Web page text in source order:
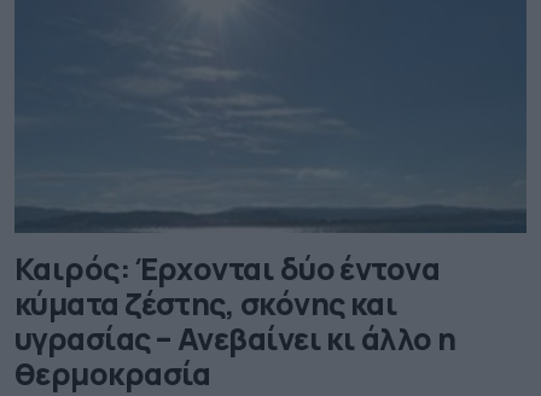
Καιρός: Έρχονται δύο έντονα
κύματα ζέστης, σκόνης και
υγρασίας – Ανεβαίνει κι άλλο η
θερμοκρασία